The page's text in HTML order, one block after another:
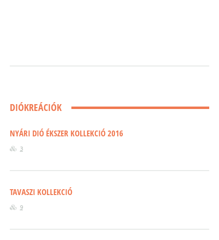
DIÓKREÁCIÓK
NYÁRI DIÓ ÉKSZER KOLLEKCIÓ 2016
3
TAVASZI KOLLEKCIÓ
9